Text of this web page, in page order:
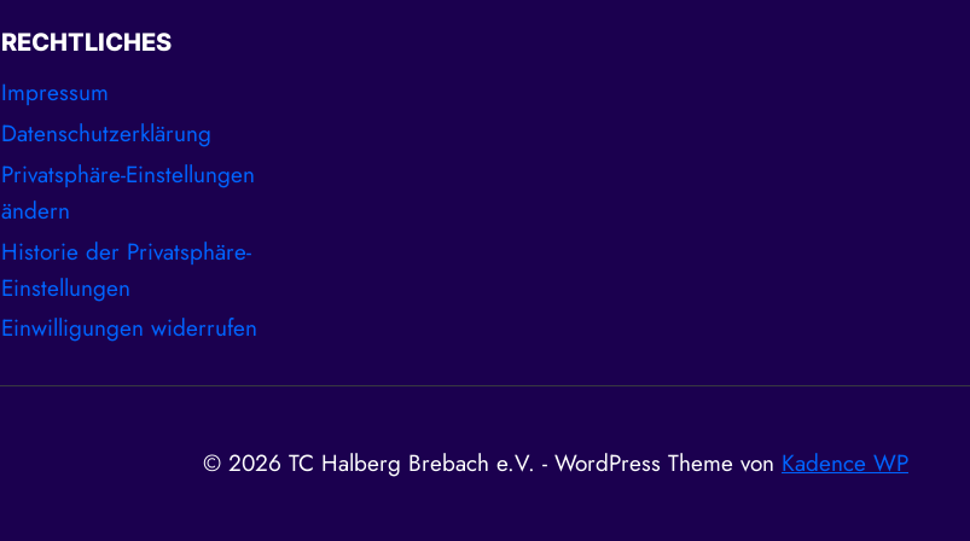
RECHTLICHES
Impressum
Datenschutzerklärung
Privatsphäre-Einstellungen
ändern
Historie der Privatsphäre-
Einstellungen
Einwilligungen widerrufen
© 2026 TC Halberg Brebach e.V. - WordPress Theme von Kadence WP